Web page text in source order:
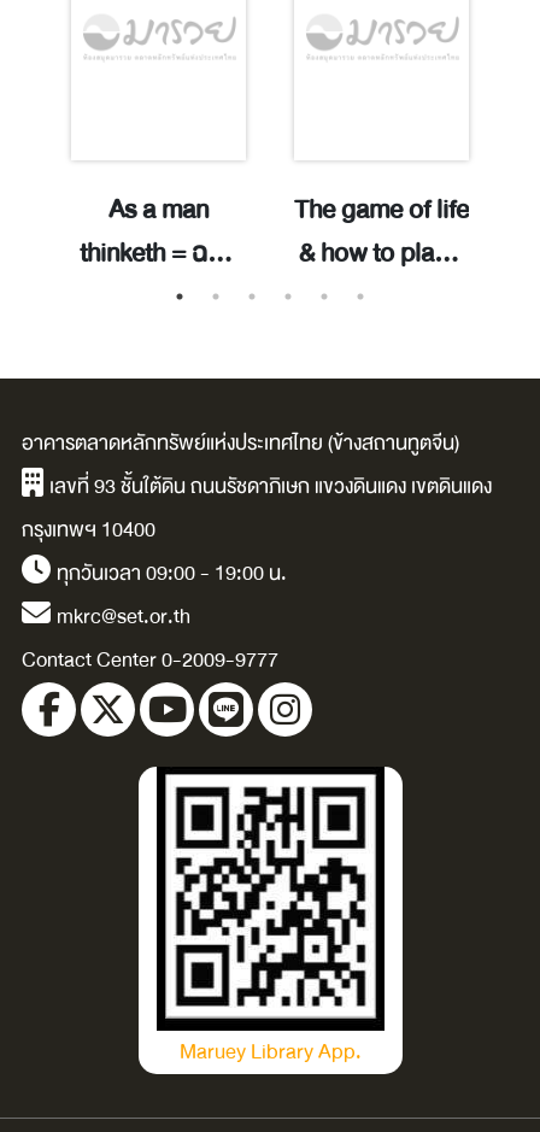
As a man
thinketh = ฉบับ
แปลภาษาไทย /
The game of life
& how to play it
/ ซินน์, ฟลอเรนซ์
อาคารตลาดหลักทรัพย์แห่งประเทศไทย (ข้างสถานทูตจีน)
เลขที่ 93 ชั้นใต้ดิน ถนนรัชดาภิเษก แขวงดินแดง เขตดินแดง
กรุงเทพฯ 10400
ทุกวันเวลา 09:00 - 19:00 น.
mkrc@set.or.th
Contact Center 0-2009-9777
Maruey Library App.